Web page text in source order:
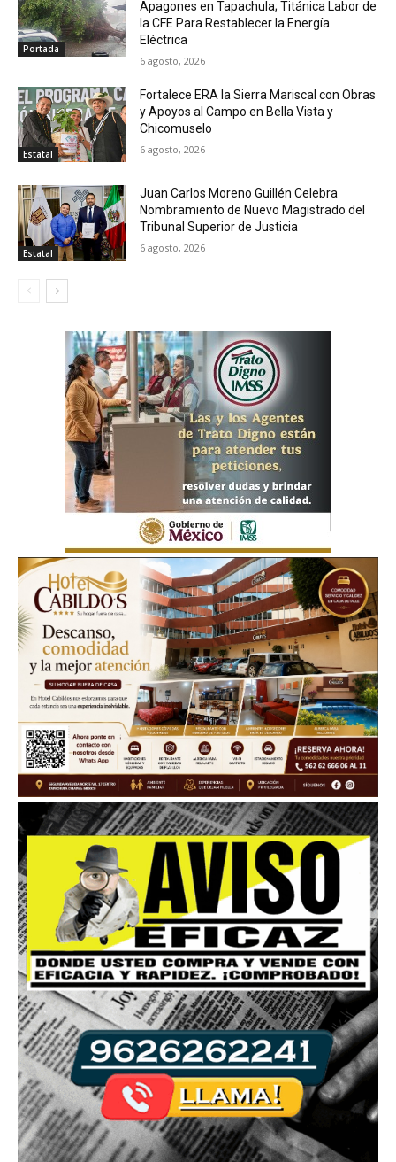
Portada
Apagones en Tapachula; Titánica Labor de
la CFE Para Restablecer la Energía
Eléctrica
6 agosto, 2026
Estatal
Fortalece ERA la Sierra Mariscal con Obras
y Apoyos al Campo en Bella Vista y
Chicomuselo
6 agosto, 2026
Estatal
Juan Carlos Moreno Guillén Celebra
Nombramiento de Nuevo Magistrado del
Tribunal Superior de Justicia
6 agosto, 2026